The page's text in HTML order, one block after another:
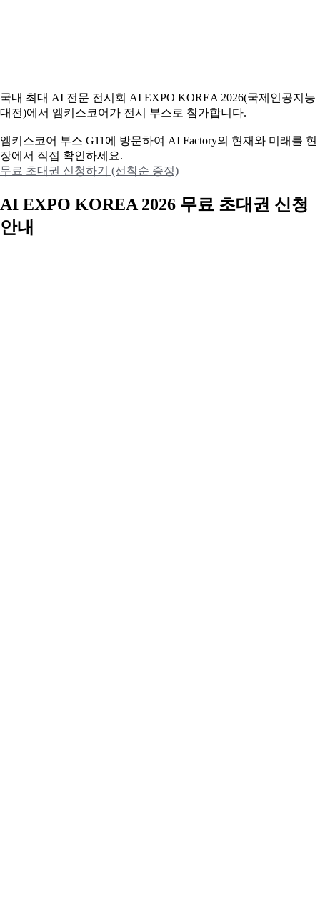
국내 최대 AI 전문 전시회 AI EXPO KOREA 2026(국제인공지능
대전)에서 엠키스코어가 전시 부스로 참가합니다.
엠키스코어 부스 G11에 방문하여 AI Factory의 현재와 미래를 현
장에서 직접 확인하세요.
무료 초대권 신청하기 (선착순 증정)
AI EXPO KOREA 2026 무료 초대권 신청
안내